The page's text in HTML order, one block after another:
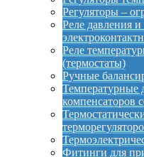
Регуляторы –
Реле давления
Реле
(термостаты)
Ручные
Температурные
компенсаторов
Фитинги для